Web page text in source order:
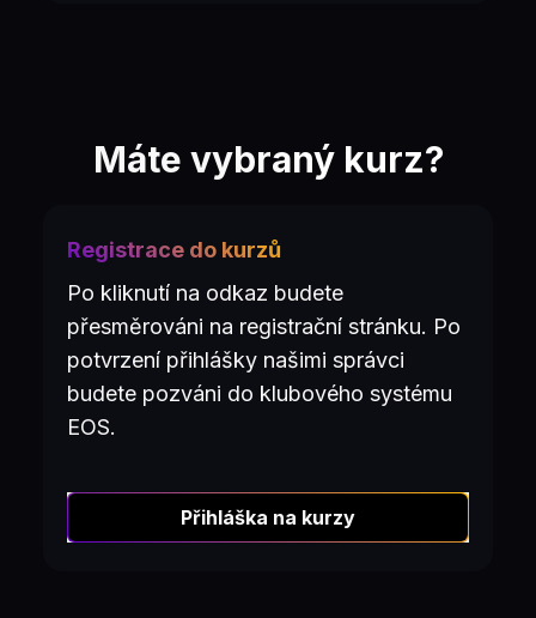
Máte vybraný kurz?
Registrace do kurzů
Po kliknutí na odkaz budete
přesměrováni na registrační stránku. Po
potvrzení přihlášky našimi správci
budete pozváni do klubového systému
EOS.
Přihláška na kurzy